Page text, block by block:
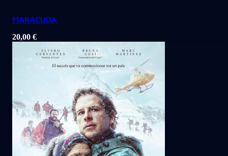
MARACUDA
20,00 €